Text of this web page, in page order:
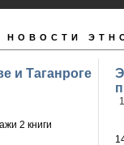
НОВОСТИ
и Таганроге
2 книги